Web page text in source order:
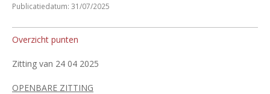
Publicatiedatum: 31/07/2025
Overzicht punten
Zitting van 24 04 2025
OPENBARE ZITTING